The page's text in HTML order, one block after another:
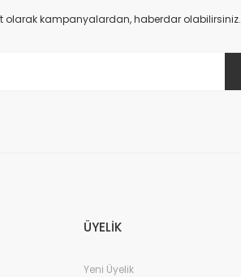
olarak kampanyalardan, haberdar olabilirsiniz.
ÜYELİK
Yeni Üyelik